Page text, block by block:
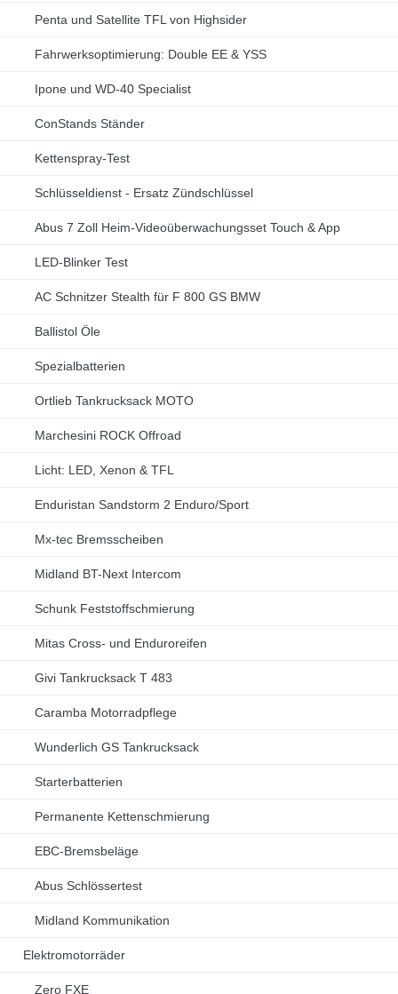
Penta und Satellite TFL von Highsider
Fahrwerksoptimierung: Double EE & YSS
Ipone und WD-40 Specialist
ConStands Ständer
Kettenspray-Test
Schlüsseldienst - Ersatz Zündschlüssel
Abus 7 Zoll Heim-Videoüberwachungsset Touch & App
LED-Blinker Test
AC Schnitzer Stealth für F 800 GS BMW
Ballistol Öle
Spezialbatterien
Ortlieb Tankrucksack MOTO
Marchesini ROCK Offroad
Licht: LED, Xenon & TFL
Enduristan Sandstorm 2 Enduro/Sport
Mx-tec Bremsscheiben
Midland BT-Next Intercom
Schunk Feststoffschmierung
Mitas Cross- und Enduroreifen
Givi Tankrucksack T 483
Caramba Motorradpflege
Wunderlich GS Tankrucksack
Starterbatterien
Permanente Kettenschmierung
EBC-Bremsbeläge
Abus Schlössertest
Midland Kommunikation
Elektromotorräder
Zero FXE